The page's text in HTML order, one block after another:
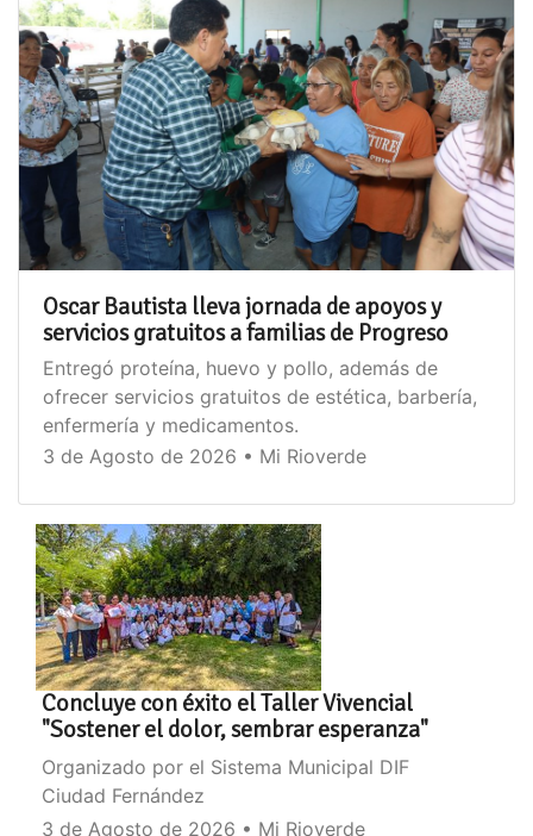
Oscar Bautista lleva jornada de apoyos y
servicios gratuitos a familias de Progreso
Entregó proteína, huevo y pollo, además de
ofrecer servicios gratuitos de estética, barbería,
enfermería y medicamentos.
3 de Agosto de 2026 • Mi Rioverde
Concluye con éxito el Taller Vivencial
"Sostener el dolor, sembrar esperanza"
Organizado por el Sistema Municipal DIF
Ciudad Fernández
3 de Agosto de 2026 • Mi Rioverde